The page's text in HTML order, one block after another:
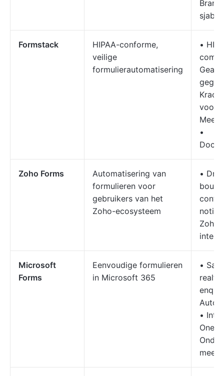
Formstack
HIPAA-conforme,
veilige
formulierautomatisering
•
Meer
•
Zoho Forms
Automatisering van
formulieren voor
gebruikers van het
Zoho-ecosysteem
•
Zoho
Microsoft
Forms
Eenvoudige formulieren
in Microsoft 365
•
•